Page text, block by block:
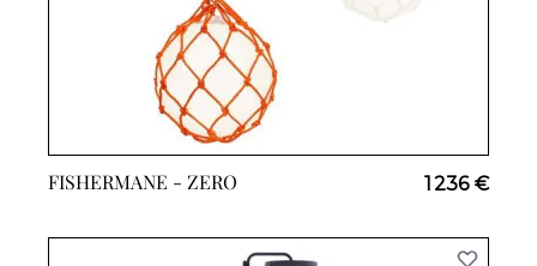
FISHERMANE - ZERO 1 236 €